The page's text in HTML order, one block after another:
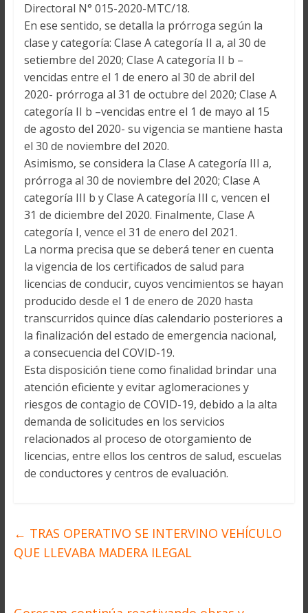
Directoral N° 015-2020-MTC/18.
En ese sentido, se detalla la prórroga según la
clase y categoría: Clase A categoría II a, al 30 de
setiembre del 2020; Clase A categoría II b –
vencidas entre el 1 de enero al 30 de abril del
2020- prórroga al 31 de octubre del 2020; Clase A
categoría II b –vencidas entre el 1 de mayo al 15
de agosto del 2020- su vigencia se mantiene hasta
el 30 de noviembre del 2020.
Asimismo, se considera la Clase A categoría III a,
prórroga al 30 de noviembre del 2020; Clase A
categoría III b y Clase A categoría III c, vencen el
31 de diciembre del 2020. Finalmente, Clase A
categoría I, vence el 31 de enero del 2021.
La norma precisa que se deberá tener en cuenta
la vigencia de los certificados de salud para
licencias de conducir, cuyos vencimientos se hayan
producido desde el 1 de enero de 2020 hasta
transcurridos quince días calendario posteriores a
la finalización del estado de emergencia nacional,
a consecuencia del COVID-19.
Esta disposición tiene como finalidad brindar una
atención eficiente y evitar aglomeraciones y
riesgos de contagio de COVID-19, debido a la alta
demanda de solicitudes en los servicios
relacionados al proceso de otorgamiento de
licencias, entre ellos los centros de salud, escuelas
de conductores y centros de evaluación.
← TRAS OPERATIVO SE INTERVINO VEHÍCULO
QUE LLEVABA MADERA ILEGAL